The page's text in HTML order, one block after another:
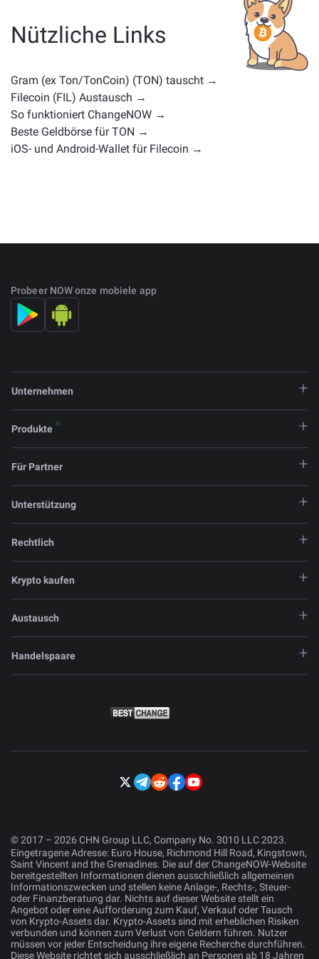
Utility-Token, eine Governance-Münze oder einen
anderen Typ handelt. Häufige Alternativen sind andere
Kryptowährungen mit ähnlichen Anwendungsfällen
oder Marktpositionen. Überprüfen Sie alle verfügbaren
Vermögenswerte zum Tausch auf der
Hauptaustauschseite.
Nützliche Links
Gram (ex Ton/TonCoin) (TON) tauscht →
Filecoin (FIL) Austausch →
So funktioniert ChangeNOW →
Beste Geldbörse für TON →
iOS- und Android-Wallet für Filecoin →
Probeer NOW onze mobiele app
Unternehmen
Produkte
Für Partner
Unterstützung
Rechtlich
Krypto kaufen
Austausch
Handelspaare
© 2017 – 2026 CHN Group LLC, Company No. 3010 LLC 2023.
Eingetragene Adresse: Euro House, Richmond Hill Road, Kingstown,
Saint Vincent and the Grenadines. Die auf der ChangeNOW-Website
bereitgestellten Informationen dienen ausschließlich allgemeinen
Informationszwecken und stellen keine Anlage-, Rechts-, Steuer-
oder Finanzberatung dar. Nichts auf dieser Website stellt ein
Angebot oder eine Aufforderung zum Kauf, Verkauf oder Tausch
von Krypto-Assets dar. Krypto-Assets sind mit erheblichen Risiken
verbunden und können zum Verlust von Geldern führen. Nutzer
müssen vor jeder Entscheidung ihre eigene Recherche durchführen.
Diese Website richtet sich ausschließlich an Personen ab 18 Jahren